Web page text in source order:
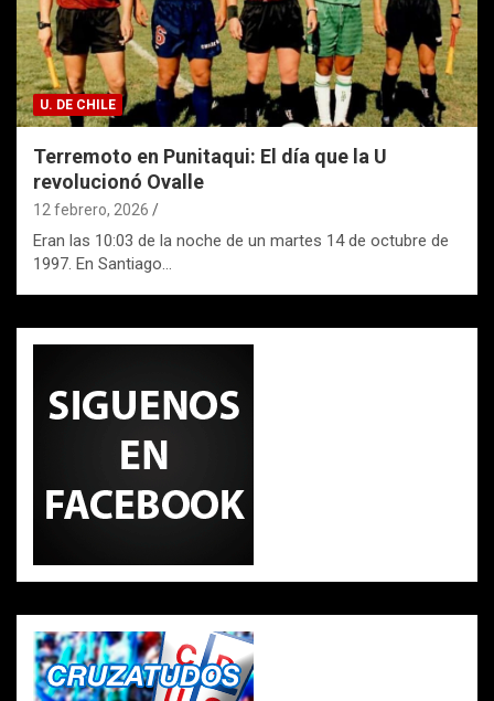
U. DE CHILE
Terremoto en Punitaqui: El día que la U
revolucionó Ovalle
12 febrero, 2026
Eran las 10:03 de la noche de un martes 14 de octubre de
1997. En Santiago…